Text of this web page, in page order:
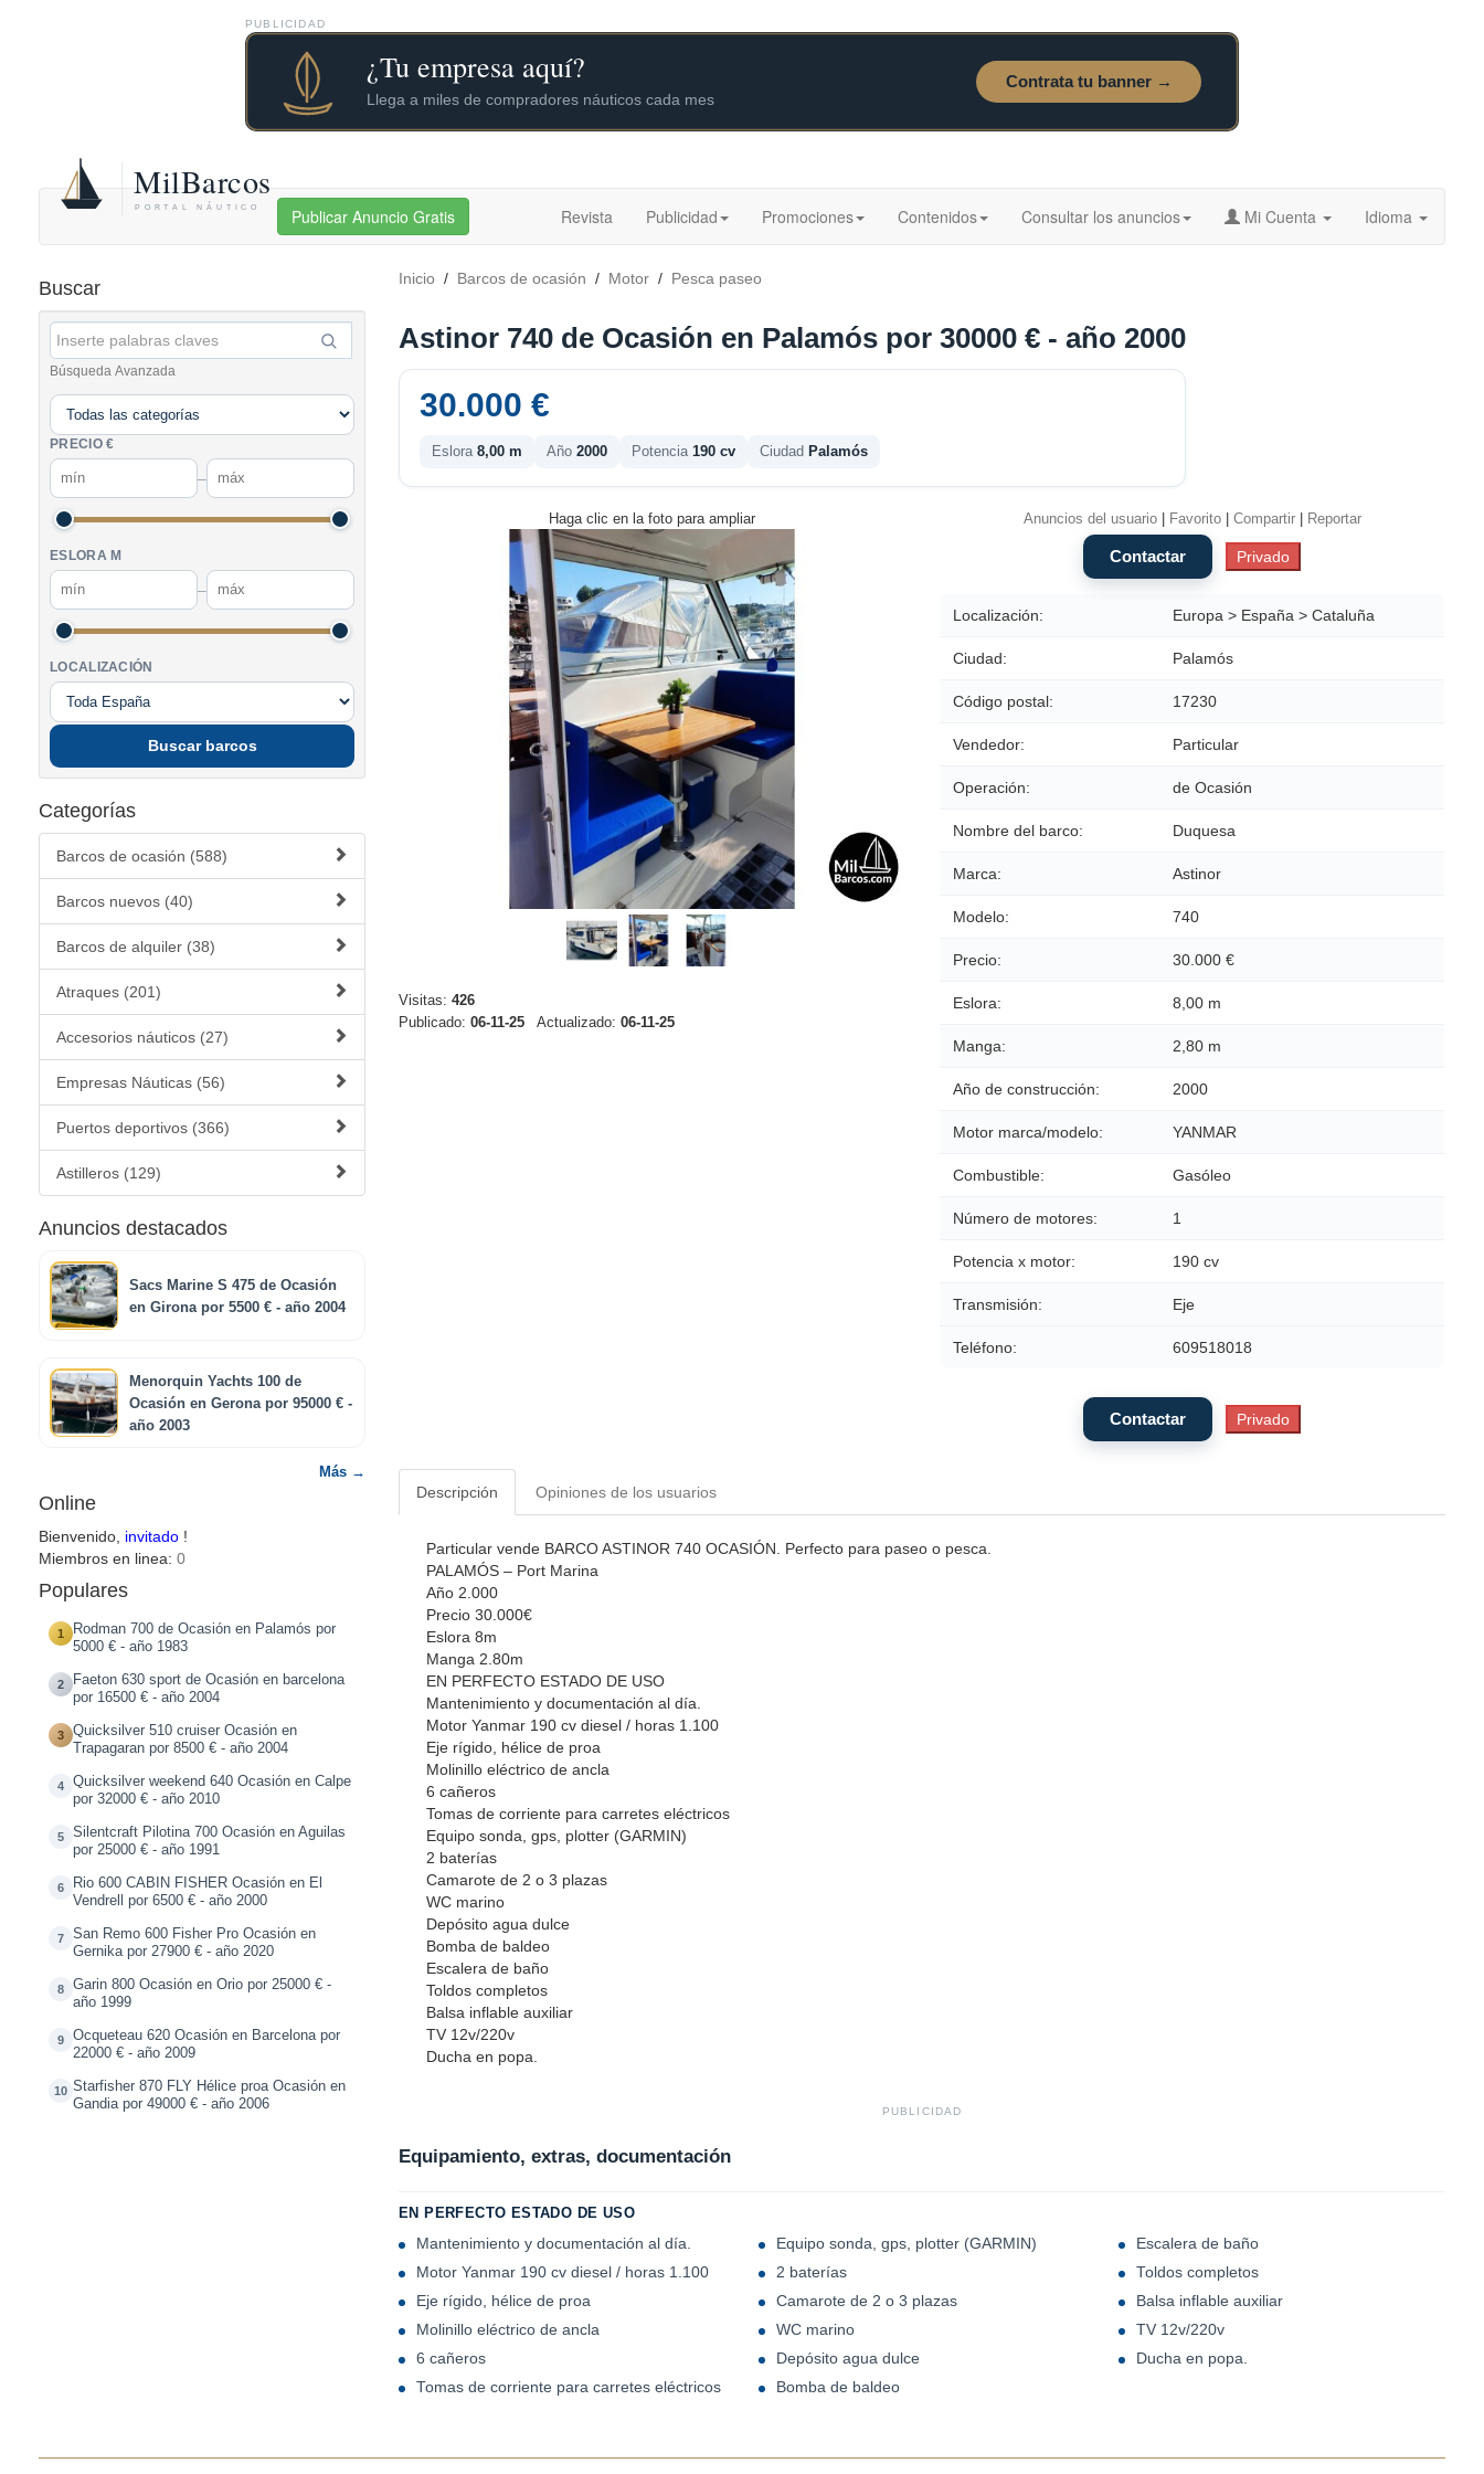
PUBLICIDAD
Publicar Anuncio Gratis Revista Publicidad Promociones Contenidos Consultar los anuncios Mi Cuenta Idioma
Buscar
Búsqueda Avanzada
PRECIO €
–
ESLORA M
–
LOCALIZACIÓN
Buscar barcos
Categorías
Barcos de ocasión (588)
Barcos nuevos (40)
Barcos de alquiler (38)
Atraques (201)
Accesorios náuticos (27)
Empresas Náuticas (56)
Puertos deportivos (366)
Astilleros (129)
Anuncios destacados
Sacs Marine S 475 de Ocasión
en Girona por 5500 € - año 2004
Menorquin Yachts 100 de
Ocasión en Gerona por 95000 € -
año 2003
Más →
Online
Bienvenido, invitado !
Miembros en linea: 0
Populares
1
Rodman 700 de Ocasión en Palamós por
5000 € - año 1983
2
Faeton 630 sport de Ocasión en barcelona
por 16500 € - año 2004
3
Quicksilver 510 cruiser Ocasión en
Trapagaran por 8500 € - año 2004
4
Quicksilver weekend 640 Ocasión en Calpe
por 32000 € - año 2010
5
Silentcraft Pilotina 700 Ocasión en Aguilas
por 25000 € - año 1991
6
Rio 600 CABIN FISHER Ocasión en El
Vendrell por 6500 € - año 2000
7
San Remo 600 Fisher Pro Ocasión en
Gernika por 27900 € - año 2020
8
Garin 800 Ocasión en Orio por 25000 € -
año 1999
9
Ocqueteau 620 Ocasión en Barcelona por
22000 € - año 2009
10 Starfisher 870 FLY Hélice proa Ocasión en
Gandia por 49000 € - año 2006
Inicio / Barcos de ocasión / Motor / Pesca paseo
Astinor 740 de Ocasión en Palamós por 30000 € - año 2000
30.000 €
Eslora 8,00 m Año 2000 Potencia 190 cv Ciudad Palamós
Haga clic en la foto para ampliar
Visitas: 426
Publicado: 06-11-25 Actualizado: 06-11-25
Anuncios del usuario| Favorito| Compartir| Reportar
Localización: Europa > España > Cataluña
Ciudad: Palamós
Código postal: 17230
Vendedor: Particular
Operación: de Ocasión
Nombre del barco: Duquesa
Marca: Astinor
Modelo: 740
Precio: 30.000 €
Eslora: 8,00 m
Manga: 2,80 m
Año de construcción: 2000
Motor marca/modelo: YANMAR
Combustible: Gasóleo
Número de motores: 1
Potencia x motor: 190 cv
Transmisión: Eje
Teléfono: 609518018
Descripción Opiniones de los usuarios
Particular vende BARCO ASTINOR 740 OCASIÓN. Perfecto para paseo o pesca.
PALAMÓS – Port Marina
Año 2.000
Precio 30.000€
Eslora 8m
Manga 2.80m
EN PERFECTO ESTADO DE USO
Mantenimiento y documentación al día.
Motor Yanmar 190 cv diesel / horas 1.100
Eje rígido, hélice de proa
Molinillo eléctrico de ancla
6 cañeros
Tomas de corriente para carretes eléctricos
Equipo sonda, gps, plotter (GARMIN)
2 baterías
Camarote de 2 o 3 plazas
WC marino
Depósito agua dulce
Bomba de baldeo
Escalera de baño
Toldos completos
Balsa inflable auxiliar
TV 12v/220v
Ducha en popa.
PUBLICIDAD
Equipamiento, extras, documentación
EN PERFECTO ESTADO DE USO
Mantenimiento y documentación al día.
Motor Yanmar 190 cv diesel / horas 1.100
Eje rígido, hélice de proa
Molinillo eléctrico de ancla
6 cañeros
Tomas de corriente para carretes eléctricos
Equipo sonda, gps, plotter (GARMIN)
2 baterías
Camarote de 2 o 3 plazas
WC marino
Depósito agua dulce
Bomba de baldeo
Escalera de baño
Toldos completos
Balsa inflable auxiliar
TV 12v/220v
Ducha en popa.